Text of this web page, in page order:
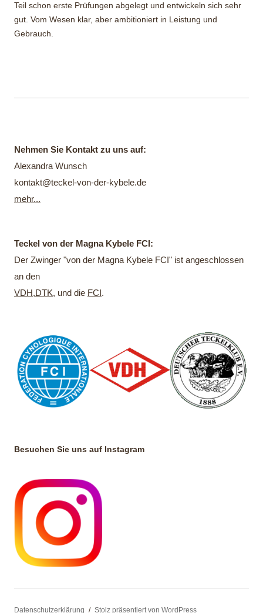
Teil schon erste Prüfungen abgelegt und entwickeln sich sehr
gut. Vom Wesen klar, aber ambitioniert in Leistung und
Gebrauch.
Nehmen Sie Kontakt zu uns auf:
Alexandra Wunsch
kontakt@teckel-von-der-kybele.de
mehr...
Teckel von der Magna Kybele FCI:
Der Zwinger "von der Magna Kybele FCI" ist angeschlossen
an den
VDH,DTK, und die FCI.
Besuchen Sie uns auf Instagram
Datenschutzerklärung Stolz präsentiert von WordPress